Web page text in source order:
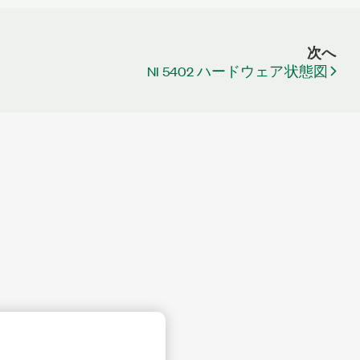
次へ
NI 5402 ハードウェア状態図